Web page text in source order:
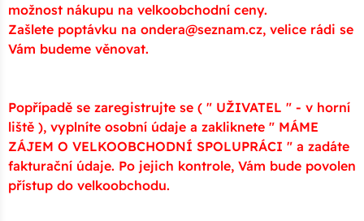
možnost nákupu na velkoobchodní ceny.
Zašlete poptávku na ondera@seznam.cz, velice rádi se
Vám budeme věnovat.
Popřípadě se zaregistrujte se ( " UŽIVATEL " - v horní
liště ), vyplníte osobní údaje a zakliknete " MÁME
ZÁJEM O VELKOOBCHODNÍ SPOLUPRÁCI " a zadáte
fakturační údaje. Po jejich kontrole, Vám bude povolen
přístup do velkoobchodu.